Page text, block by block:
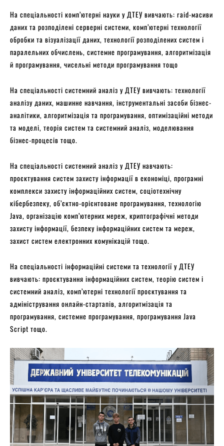
На спеціальності комп’ютерні науки у ДТЕУ вивчають: raid-масиви
даних та розподілені серверні системи, комп’ютерні технології
обробки та візуалізації даних, технології розподілених систем і
паралельних обчислень, системне програмування, алгоритмізація
й програмування, чисельні методи програмування тощо
На спеціальності системний аналіз у ДТЕУ вивчають: технології
аналізу даних, машинне навчання, інструментальні засоби бізнес-
аналітики, алгоритмізація та програмування, оптимізаційні методи
та моделі, теорія систем та системний аналіз, моделювання
бізнес-процесів тощо.
На спеціальності системний аналіз у ДТЕУ навчають:
проєктування систем захисту інформації в економіці, програмні
комплекси захисту інформаційних систем, соціотехнічну
кібербезпеку, об’єктно-орієнтоване програмування, технологію
Java, організацію комп’ютерних мереж, криптографічні методи
захисту інформації, безпеку інформаційних систем та мереж,
захист систем електронних комунікацій тощо.
На спеціальності інформаційні системи та технології у ДТЕУ
вивчають: проєктування інформаційних систем, теорію систем і
системний аналіз, комп’ютерні технології проєктування та
адміністрування онлайн-стартапів, алгоритмізація та
програмування, системне програмування, програмування Java
Script тощо.